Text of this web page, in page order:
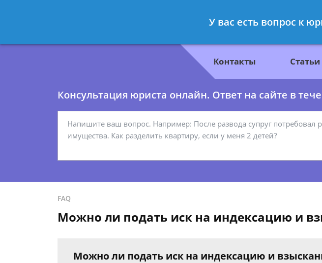
- Юрист по гражданскому праву
Контакты Статьи
Консультация юриста онлайн. Ответ на сайте в
FAQ
Можно ли подать иск на индексацию и
Можно ли подать иск на индексацию и
У вас есть вопрос к